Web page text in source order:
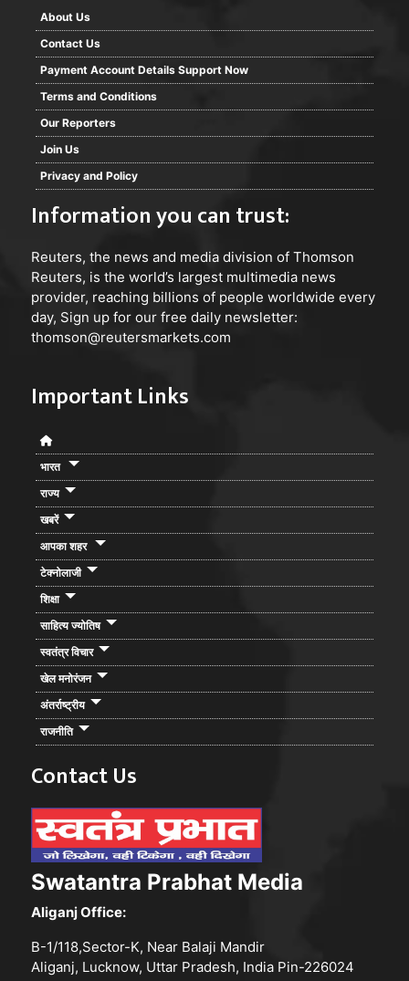
About Us
Contact Us
Payment Account Details Support Now
Terms and Conditions
Our Reporters
Join Us
Privacy and Policy
Information you can trust:
Reuters, the news and media division of Thomson
Reuters, is the world’s largest multimedia news
provider, reaching billions of people worldwide every
day, Sign up for our free daily newsletter:
thomson@reutersmarkets.com
Important Links
भारत
राज्य
खबरें
आपका शहर
टेक्नोलाजी
शिक्षा
साहित्य ज्योतिष
स्वतंत्र विचार
खेल मनोरंजन
अंतर्राष्ट्रीय
राजनीति
Contact Us
Swatantra Prabhat Media
Aliganj Office:
B-1/118,Sector-K, Near Balaji Mandir
Aliganj, Lucknow, Uttar Pradesh, India Pin-226024